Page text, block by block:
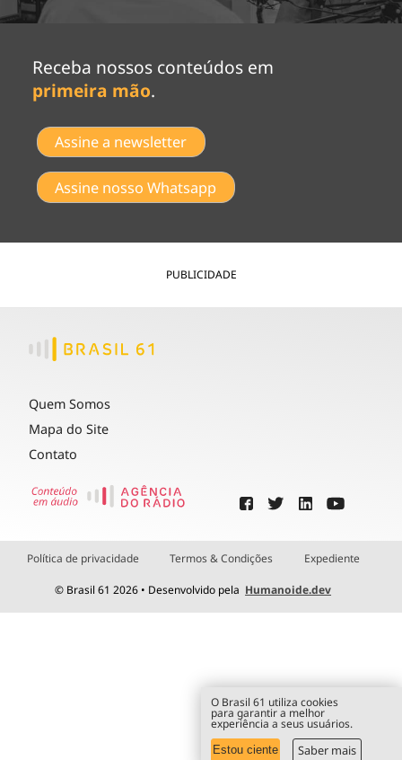
Receba nossos conteúdos em
primeira mão.
Assine a newsletter
Assine nosso Whatsapp
PUBLICIDADE
Quem Somos
Mapa do Site
Contato
Política de privacidade Termos & Condições Expediente
© Brasil 61 2026 • Desenvolvido pela Humanoide.dev
O Brasil 61 utiliza cookies
para garantir a melhor
experiência a seus usuários.
Estou ciente Saber mais